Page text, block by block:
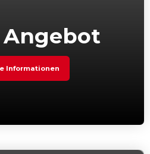
Angebot
Informationen